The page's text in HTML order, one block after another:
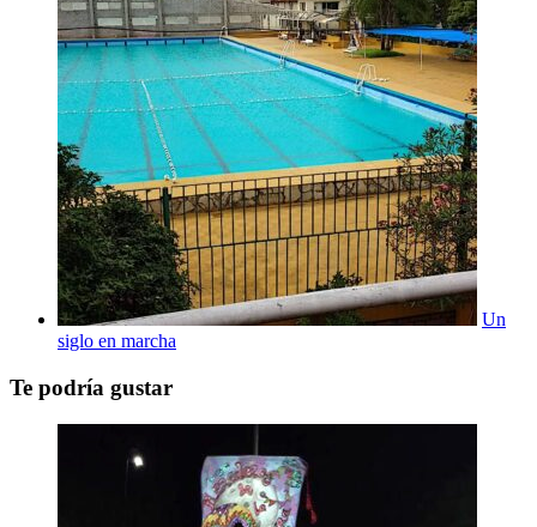
Un
siglo en marcha
Te podría gustar